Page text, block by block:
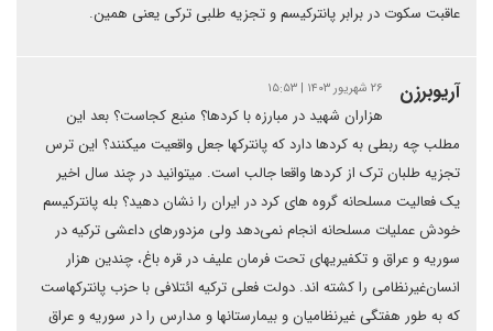
عاقبت سکوت در برابر پانترکیسم و تجزیه طلبی ترکی یعنی همین‌.
آریوبرزن ۲۶ شهریور ۱۴۰۳ | ۱۵:۵۳
هزاران شهید در مبارزه با کردها؟ منبع کجاست؟ بعد این
مطلب چه ربطی به کردها دارد که پانترکها جعل واقعیت میکنند؟ این ترس
تجزیه طلبان ترک از کردها واقعا جالب است. میتوانید در چند سال اخیر
یک فعالیت مسلحانه گروه های کرد در ایران را نشان دهید؟ بله پانترکیسم
خودش عملیات مسلحانه انجام نمی‌دهد ولی مزدورهای داعشی ترکیه در
سوریه و عراق و تکفیریهای تحت فرمان علیف در قره باغ، چندین هزار
انسان‌غیرنظامی را کشته اند. دولت فعلی ترکیه ائتلافی با حزب پانترکهاست
که به طور هفتگی غیرنظامیان و بیمارستانها و مدارس را در سوریه و عراق